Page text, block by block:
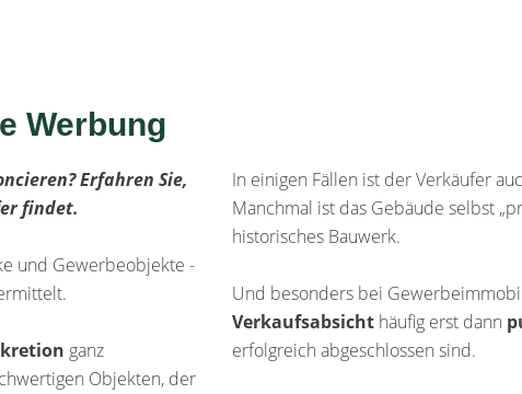
Werbung
Erfahren Sie,
findet.
und Gewerbeobjekte -
ganz
Objekten, der
In einigen Fällen ist der Verkäufer
Manchmal ist das Gebäude selbst
historisches Bauwerk.
Und besonders bei
Verkaufsabsicht häufig erst dann
erfolgreich abgeschlossen sind.